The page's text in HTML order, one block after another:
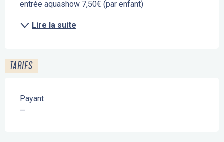
entrée aquashow 7,50€ (par enfant)
Lire la suite
TARIFS
Payant
—